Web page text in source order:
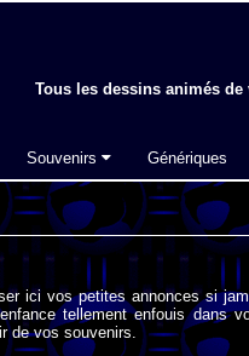
Tous les dessins animés de
Souvenirs Génériques
ici vos petites annonces si
tellement enfouis dans
de vos souvenirs.